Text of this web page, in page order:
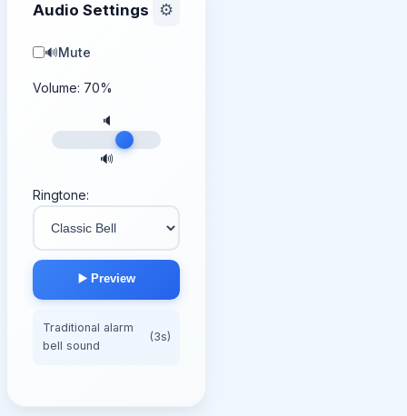
Audio Settings ⚙️
🔊Mute
Volume: 70%
🔈
🔊
Ringtone:
▶️ Preview
Traditional alarm
bell sound
(3s)